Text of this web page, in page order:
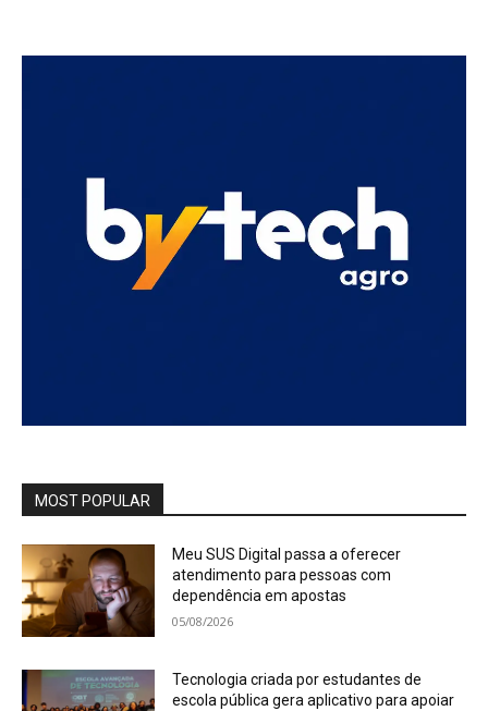
MOST POPULAR
Meu SUS Digital passa a oferecer
atendimento para pessoas com
dependência em apostas
05/08/2026
Tecnologia criada por estudantes de
escola pública gera aplicativo para apoiar